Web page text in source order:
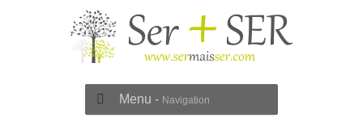
Menu - Navigation